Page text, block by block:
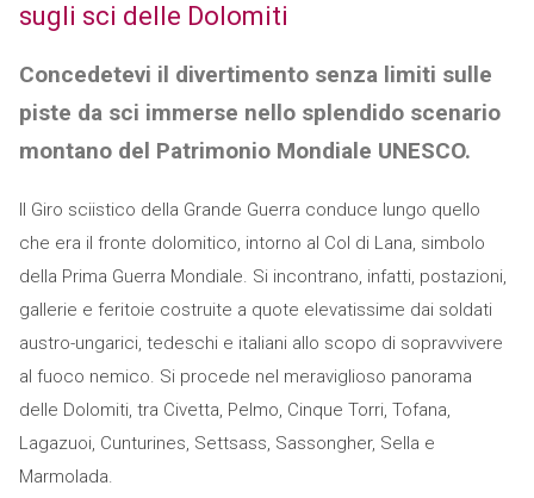
sugli sci delle Dolomiti
Concedetevi il divertimento senza limiti sulle
piste da sci immerse nello splendido scenario
montano del Patrimonio Mondiale UNESCO.
Il Giro sciistico della Grande Guerra conduce lungo quello
che era il fronte dolomitico, intorno al Col di Lana, simbolo
della Prima Guerra Mondiale. Si incontrano, infatti, postazioni,
gallerie e feritoie costruite a quote elevatissime dai soldati
austro-ungarici, tedeschi e italiani allo scopo di sopravvivere
al fuoco nemico. Si procede nel meraviglioso panorama
delle Dolomiti, tra Civetta, Pelmo, Cinque Torri, Tofana,
Lagazuoi, Cunturines, Settsass, Sassongher, Sella e
Marmolada.